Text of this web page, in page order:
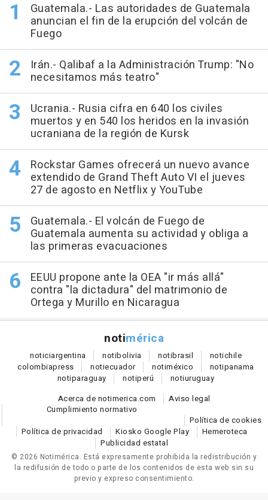
Guatemala.- Las autoridades de Guatemala
anuncian el fin de la erupción del volcán de
Fuego
Irán.- Qalibaf a la Administración Trump: "No
necesitamos más teatro"
Ucrania.- Rusia cifra en 640 los civiles
muertos y en 540 los heridos en la invasión
ucraniana de la región de Kursk
Rockstar Games ofrecerá un nuevo avance
extendido de Grand Theft Auto VI el jueves
27 de agosto en Netflix y YouTube
Guatemala.- El volcán de Fuego de
Guatemala aumenta su actividad y obliga a
las primeras evacuaciones
EEUU propone ante la OEA "ir más allá"
contra "la dictadura" del matrimonio de
Ortega y Murillo en Nicaragua
notimérica
noticiargentina notibolivia notibrasil notichile
colombiapress notiecuador notiméxico notipanama
notiparaguay notiperú notiuruguay
Acerca de notimerica.com
Aviso legal
Cumplimiento normativo
Política de cookies
Política de privacidad
Kiosko Google Play
Hemeroteca
Publicidad estatal
© 2026 Notimérica. Está expresamente prohibida la redistribución y
la redifusión de todo o parte de los contenidos de esta web sin su
previo y expreso consentimiento.